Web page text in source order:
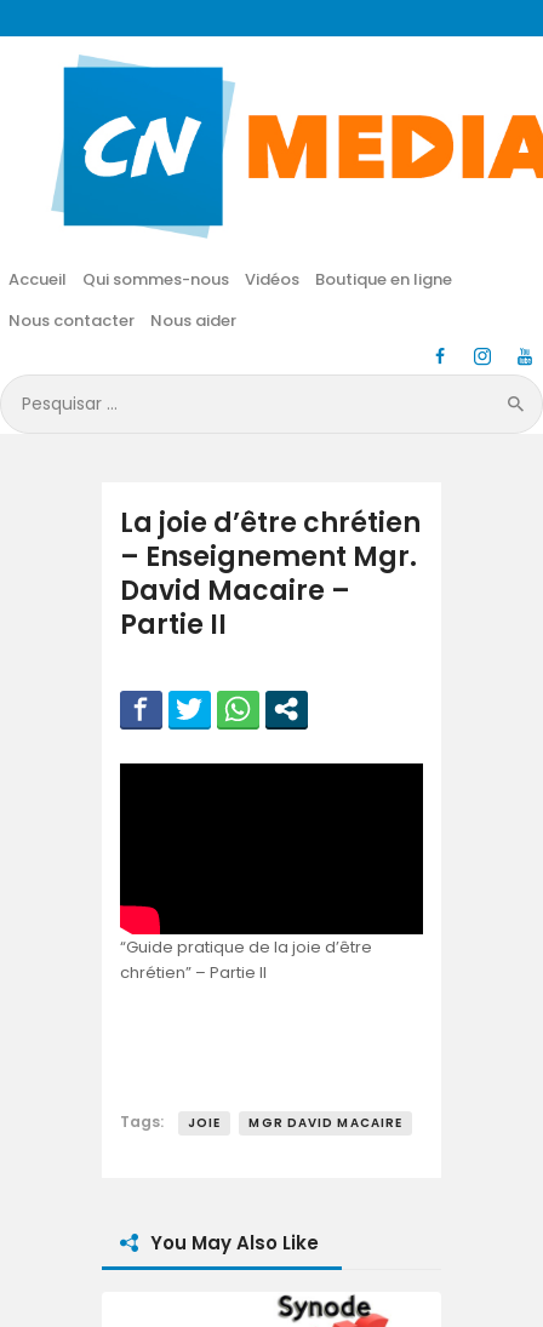
Accueil Qui sommes-nous Vidéos
Boutique en ligne
Nous contacter
Nous aider
Pesquisar
por:
CN MÉDIA
Une vie nouvelle en JESUS !
Accueil
Vidéos
Boutique en ligne
Nous aider
La joie d’être chrétien
– Enseignement Mgr.
David Macaire –
Partie II
“Guide pratique de la joie d’être
chrétien” – Partie II
Tags: JOIE MGR DAVID MACAIRE
You May Also Like